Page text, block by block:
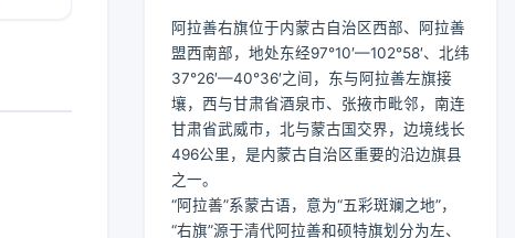
阿拉善右旗位于内蒙古自治区西部、阿拉善
盟西南部，地处东经97°10′—102°58′、北纬
37°26′—40°36′之间，东与阿拉善左旗接
壤，西与甘肃省酒泉市、张掖市毗邻，南连
甘肃省武威市，北与蒙古国交界，边境线长
496公里，是内蒙古自治区重要的沿边旗县
之一。
“阿拉善”系蒙古语，意为“五彩斑斓之地”，
“右旗”源于清代阿拉善和硕特旗划分为左、